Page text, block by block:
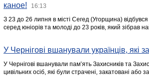
каное!
16:13
З 23 до 26 липня в місті Сегед (Угорщина)
серед юніорів та молоді до 23 років, який зібрав
У Чернігові вшанували українців, які
У Чернігові вшанували пам’ять Захисників та
цивільних осіб, які були страчені, закатовані або